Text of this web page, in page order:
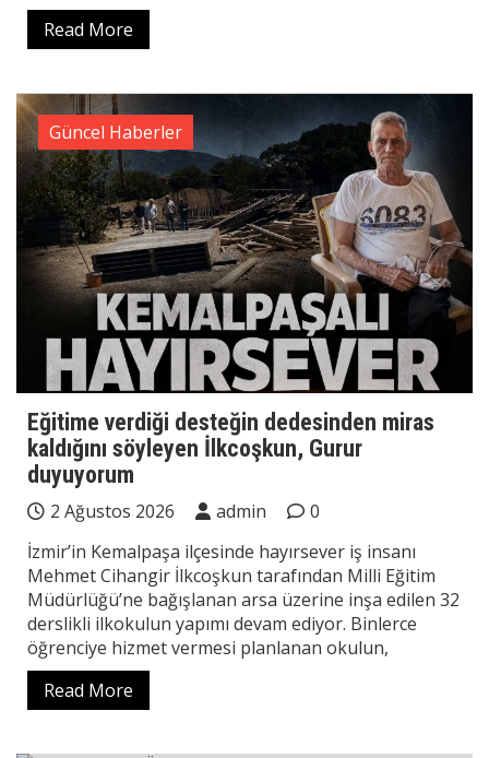
Read More
Güncel Haberler
Eğitime verdiği desteğin dedesinden miras
kaldığını söyleyen İlkcoşkun, Gurur
duyuyorum
2 Ağustos 2026 admin
0
İzmir’in Kemalpaşa ilçesinde hayırsever iş insanı
Mehmet Cihangir İlkcoşkun tarafından Milli Eğitim
Müdürlüğü’ne bağışlanan arsa üzerine inşa edilen 32
derslikli ilkokulun yapımı devam ediyor. Binlerce
öğrenciye hizmet vermesi planlanan okulun,
Read More